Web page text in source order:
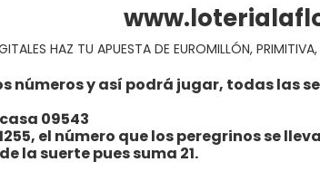
HAZ TU APUESTA DE EUROMILLÓN,
números y así podrá jugar, todas las
09543
el número que los peregrinos se
la suerte pues suma 21.